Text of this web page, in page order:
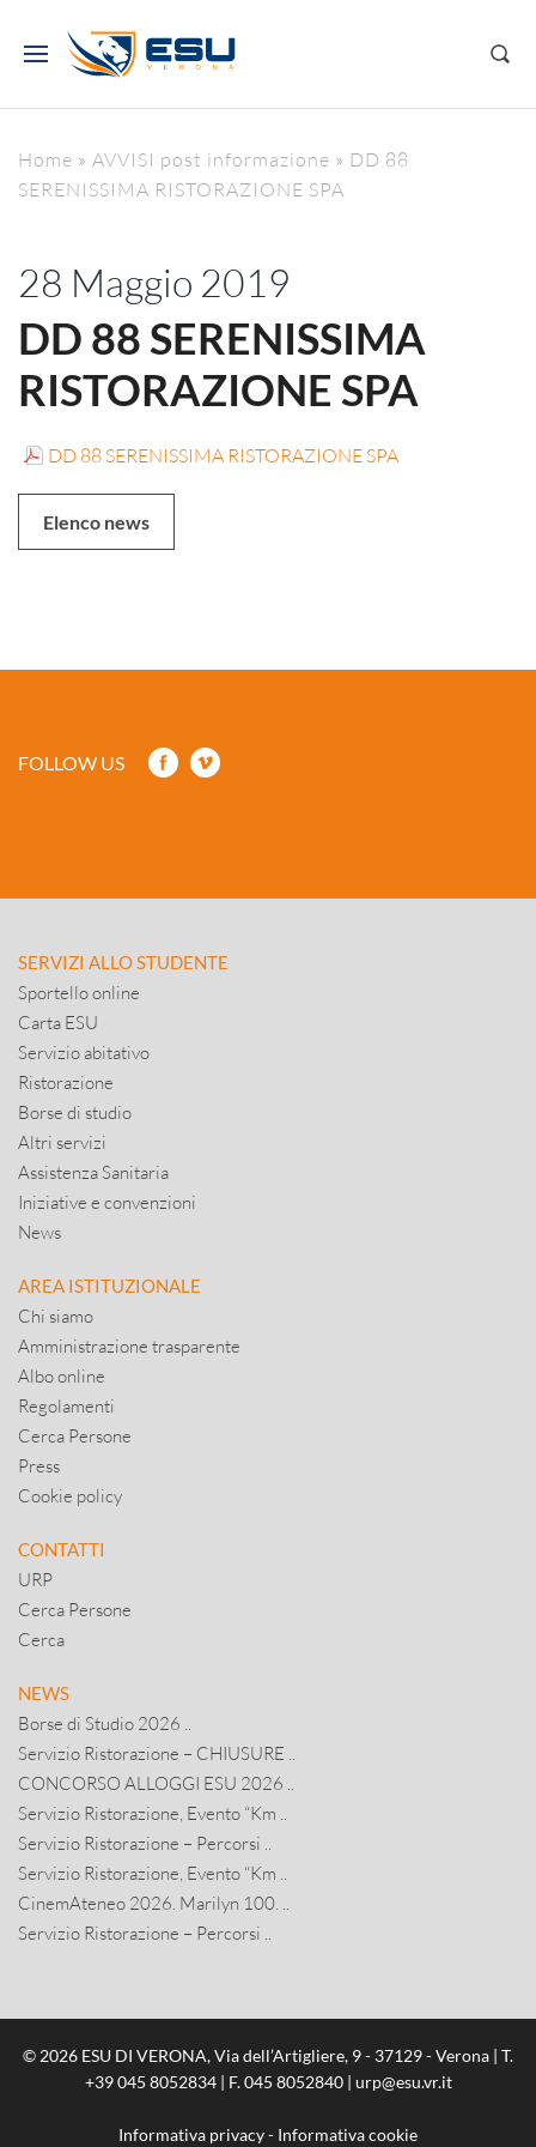
Home » AVVISI post informazione » DD 88
SERENISSIMA RISTORAZIONE SPA
28 Maggio 2019
DD 88 SERENISSIMA
RISTORAZIONE SPA
DD 88 SERENISSIMA RISTORAZIONE SPA
Elenco news
FOLLOW US
SERVIZI ALLO STUDENTE
Sportello online
Carta ESU
Servizio abitativo
Ristorazione
Borse di studio
Altri servizi
Assistenza Sanitaria
Iniziative e convenzioni
News
AREA ISTITUZIONALE
Chi siamo
Amministrazione trasparente
Albo online
Regolamenti
Cerca Persone
Press
Cookie policy
CONTATTI
URP
Cerca Persone
Cerca
NEWS
Borse di Studio 2026 ..
Servizio Ristorazione – CHIUSURE ..
CONCORSO ALLOGGI ESU 2026 ..
Servizio Ristorazione, Evento “Km ..
Servizio Ristorazione – Percorsi ..
Servizio Ristorazione, Evento “Km ..
CinemAteneo 2026. Marilyn 100. ..
Servizio Ristorazione – Percorsi ..
© 2026 ESU DI VERONA, Via dell’Artigliere, 9 - 37129 - Verona | T.
+39 045 8052834| F. 045 8052840 | urp@esu.vr.it
Informativa privacy- Informativa cookie